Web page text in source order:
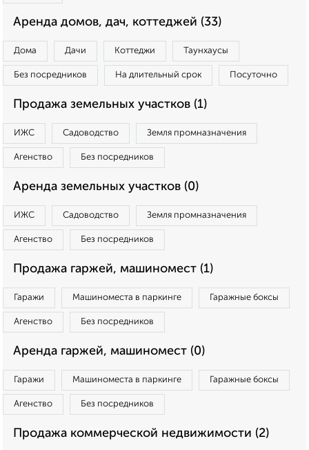
Аренда домов, дач, коттеджей (33)
Дома Дачи Коттеджи Таунхаусы
Без посредников На длительный срок Посуточно
Продажа земельных участков (1)
ИЖС Садоводство Земля промназначения
Агенство Без посредников
Аренда земельных участков (0)
ИЖС Садоводство Земля промназначения
Агенство Без посредников
Продажа гаржей, машиномест (1)
Гаражи Машиноместа в паркинге Гаражные боксы
Агенство Без посредников
Аренда гаржей, машиномест (0)
Гаражи Машиноместа в паркинге Гаражные боксы
Агенство Без посредников
Продажа коммерческой недвижимости (2)